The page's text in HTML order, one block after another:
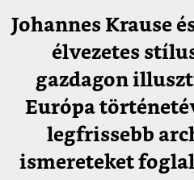
Johannes Krause
élvezetes
gazdagon
Európa
legfrissebb
ismereteket